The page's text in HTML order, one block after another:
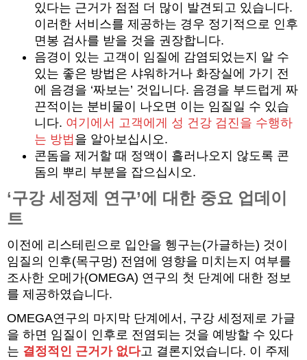
있다는 근거가 점점 더 많이 발견되고 있습니다.
이러한 서비스를 제공하는 경우 정기적으로 인후
면봉 검사를 받을 것을 권장합니다.
음경이 있는 고객이 임질에 감염되었는지 알 수
있는 좋은 방법은 샤워하거나 화장실에 가기 전
에 음경을 ‘짜보는’ 것입니다. 음경을 부드럽게 짜
끈적이는 분비물이 나오면 이는 임질일 수 있습
니다. 여기에서 고객에게 성 건강 검진을 수행하
는 방법 을 알아보십시오.
콘돔을 제거할 때 정액이 흘러나오지 않도록 콘
돔의 뿌리 부분을 잡으십시오.
‘구강 세정제 연구’에 대한 중요 업데이
트
이전에 리스테린으로 입안을 헹구는(가글하는) 것이
임질의 인후(목구멍) 전염에 영향을 미치는지 여부를
조사한 오메가(OMEGA) 연구의 첫 단계에 대한 정보
를 제공하였습니다.
OMEGA연구의 마지막 단계에서, 구강 세정제로 가글
을 하면 임질이 인후로 전염되는 것을 예방할 수 있다
는 결정적인 근거가 없다고 결론지었습니다. 이 주제